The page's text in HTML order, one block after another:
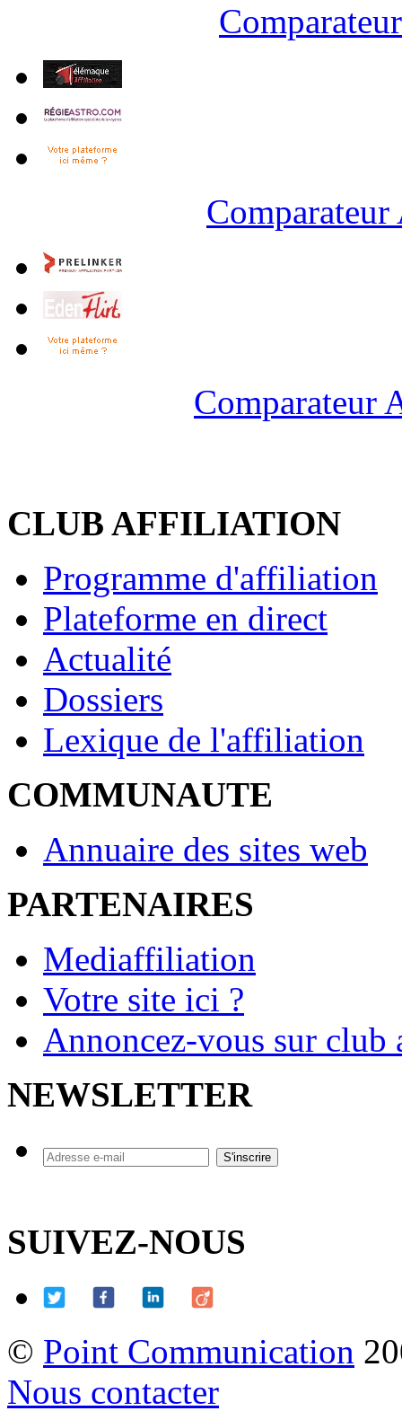
Comparateur
CLUB AFFILIATION
Programme d'affiliation
Plateforme en direct
Actualité
Dossiers
Lexique de l'affiliation
COMMUNAUTE
Annuaire des sites web
PARTENAIRES
Mediaffiliation
Votre site ici ?
Annoncez-vous sur
NEWSLETTER
SUIVEZ-NOUS
© Point Communication
Nous contacter